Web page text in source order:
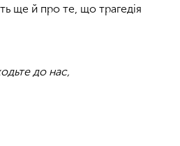
ще й про те, що трагедія
до нас,